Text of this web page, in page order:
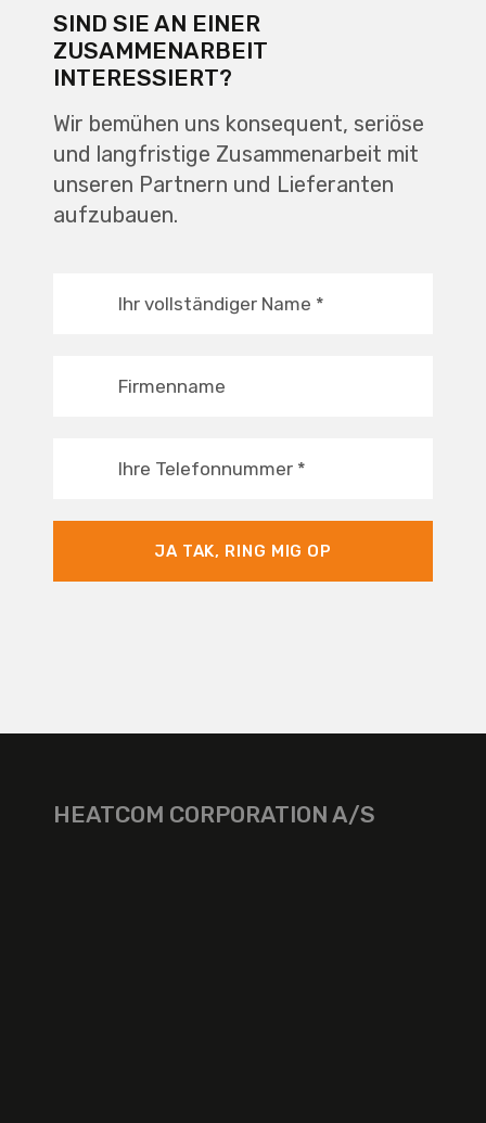
SIND SIE AN EINER
ZUSAMMENARBEIT
INTERESSIERT?
Wir bemühen uns konsequent, seriöse
und langfristige Zusammenarbeit mit
unseren Partnern und Lieferanten
aufzubauen.
Ihr vollständiger Name *
Firmenname
Ihre Telefonnummer *
JA TAK, RING MIG OP
HEATCOM CORPORATION A/S